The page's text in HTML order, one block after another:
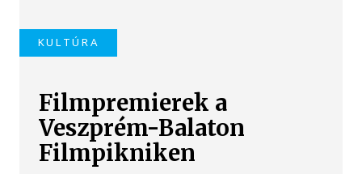
KULTÚRA
Filmpremierek a
Veszprém-Balaton
Filmpikniken